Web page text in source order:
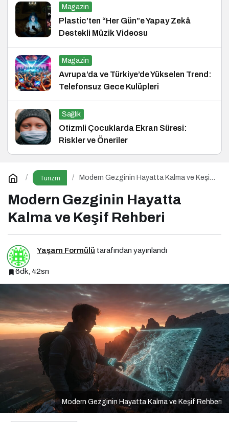
Magazin
Plastic’ten “Her Gün”e Yapay Zekâ
Destekli Müzik Videosu
Magazin
Avrupa’da ve Türkiye’de Yükselen Trend:
Telefonsuz Gece Kulüpleri
Sağlık
Otizmli Çocuklarda Ekran Süresi:
Riskler ve Öneriler
Turizm
Modern Gezginin Hayatta Kalma ve Keşif
Modern Gezginin Hayatta
Kalma ve Keşif Rehberi
Yaşam Formülü tarafından yayınlandı
6dk, 42sn
Modern Gezginin Hayatta Kalma ve Keşif Rehberi